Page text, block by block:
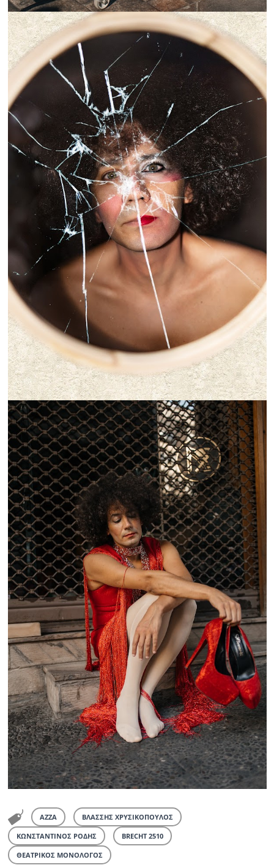
ΑΖΖΑ ΒΛΑΣΣΗΣ ΧΡΥΣΙΚΟΠΟΥΛΟΣ
ΚΩΝΣΤΑΝΤΙΝΟΣ ΡΟΔΗΣ BRECHT 2510
ΘΕΑΤΡΙΚΟΣ ΜΟΝΟΛΟΓΟΣ